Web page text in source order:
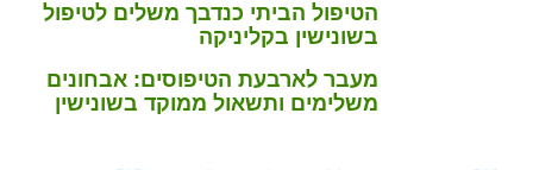
הטיפול הביתי כנדבך משלים לטיפול
בשונישין בקליניקה
מעבר לארבעת הטיפוסים: אבחונים
משלימים ותשאול ממוקד בשונישין